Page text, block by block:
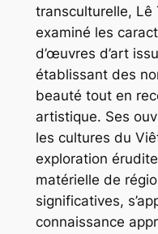
transculturelle, Lê
examiné les
d’œuvres d’art
établissant des
beauté tout en
artistique. Ses
les cultures du
exploration
matérielle de
significatives,
connaissance